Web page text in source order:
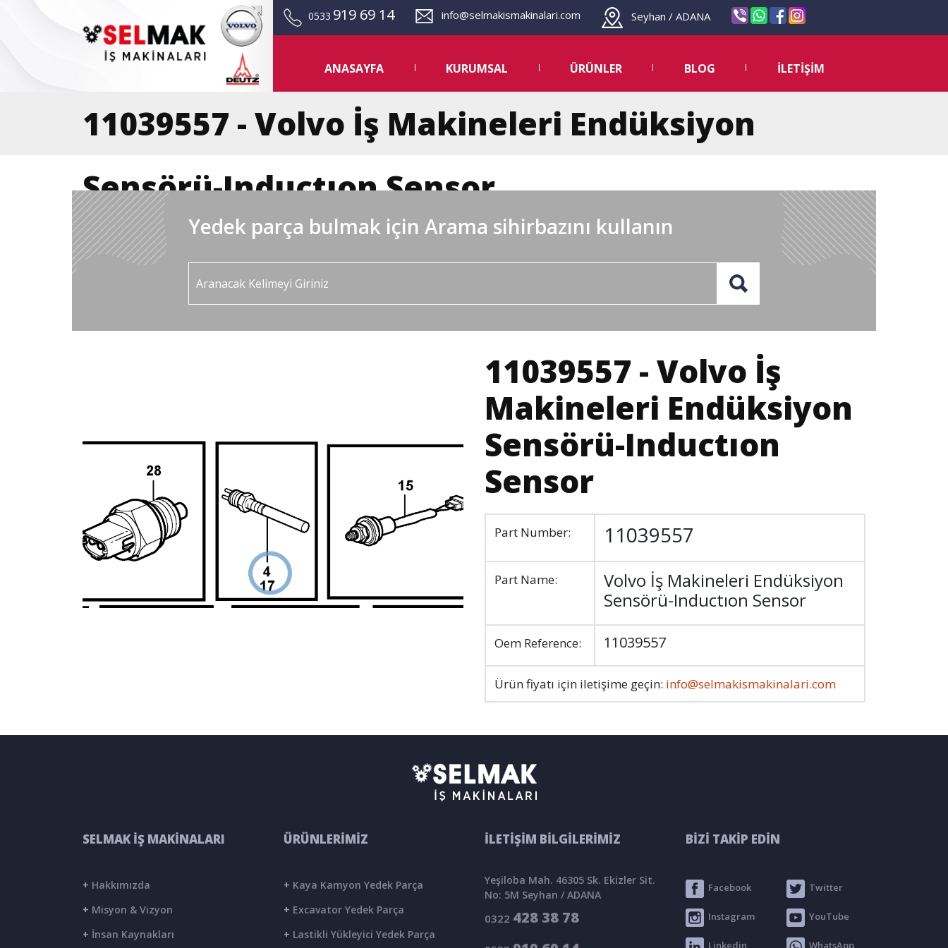
0533 919 69 14 info@selmakismakinalari.com Seyhan / ADANA
ANASAYFA KURUMSAL ÜRÜNLER BLOG İLETİŞİM
11039557 - Volvo İş Makineleri Endüksiyon
Sensörü-Inductıon Sensor
Yedek parça bulmak için Arama sihirbazını kullanın
11039557 - Volvo İş
Makineleri Endüksiyon
Sensörü-Inductıon
Sensor
Part Number: 11039557
Part Name:
Volvo İş Makineleri Endüksiyon
Sensörü-Inductıon Sensor
Oem Reference: 11039557
Ürün fiyatı için iletişime geçin: info@selmakismakinalari.com
SELMAK İŞ MAKİNALARI
+ Hakkımızda
+ Misyon & Vizyon
+ İnsan Kaynakları
ÜRÜNLERİMİZ
+ Kaya Kamyon Yedek Parça
+ Excavator Yedek Parça
+ Lastikli Yükleyici Yedek Parça
İLETİŞİM BİLGİLERİMİZ
Yeşiloba Mah. 46305 Sk. Ekizler Sit.
No: 5M Seyhan / ADANA
0322 428 38 78
BİZİ TAKİP EDİN
Facebook Twitter
Instagram YouTube